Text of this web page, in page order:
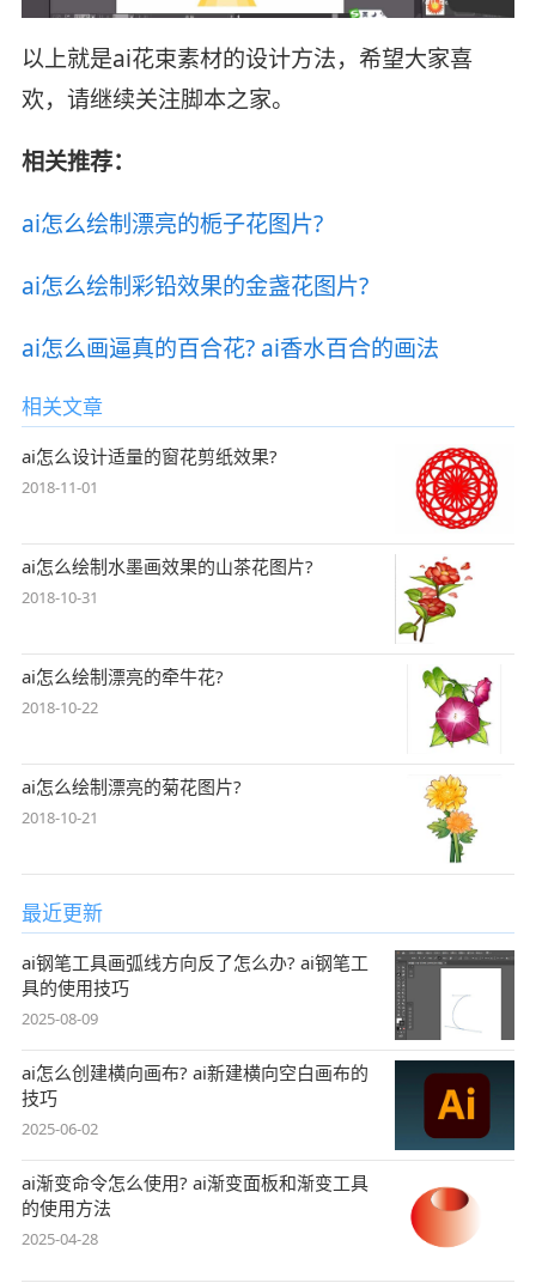
以上就是ai花束素材的设计方法，希望大家喜
欢，请继续关注脚本之家。
相关推荐：
ai怎么绘制漂亮的栀子花图片?
ai怎么绘制彩铅效果的金盏花图片?
ai怎么画逼真的百合花? ai香水百合的画法
相关文章
ai怎么设计适量的窗花剪纸效果?
2018-11-01
ai怎么绘制水墨画效果的山茶花图片?
2018-10-31
ai怎么绘制漂亮的牵牛花?
2018-10-22
ai怎么绘制漂亮的菊花图片?
2018-10-21
最近更新
ai钢笔工具画弧线方向反了怎么办? ai钢笔工
具的使用技巧
2025-08-09
ai怎么创建横向画布? ai新建横向空白画布的
技巧
2025-06-02
ai渐变命令怎么使用? ai渐变面板和渐变工具
的使用方法
2025-04-28